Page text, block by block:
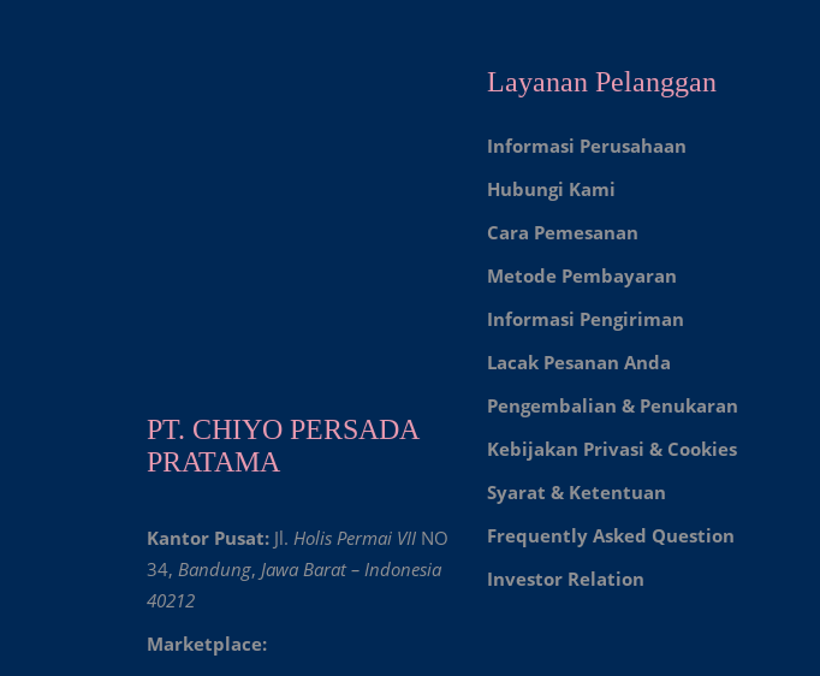
PT. CHIYO PERSADA
PRATAMA
Kantor Pusat: Jl. Holis Permai VII NO
34, Bandung, Jawa Barat – Indonesia
40212
Marketplace:
Layanan Pelanggan
Informasi Perusahaan
Hubungi Kami
Cara Pemesanan
Metode Pembayaran
Informasi Pengiriman
Lacak Pesanan Anda
Pengembalian & Penukaran
Kebijakan Privasi & Cookies
Syarat & Ketentuan
Frequently Asked Question
Investor Relation